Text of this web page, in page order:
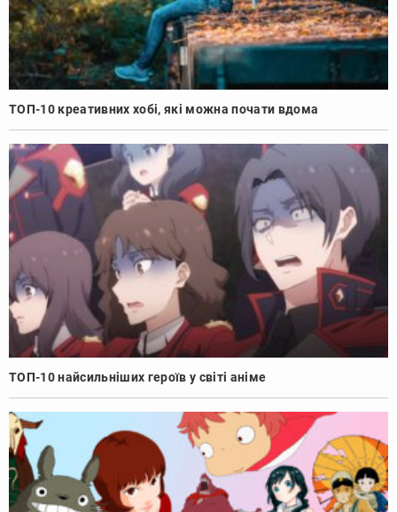
ТОП-10 креативних хобі, які можна почати вдома
ТОП-10 найсильніших героїв у світі аніме